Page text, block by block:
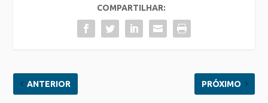
COMPARTILHAR:
ANTERIOR PRÓXIMO